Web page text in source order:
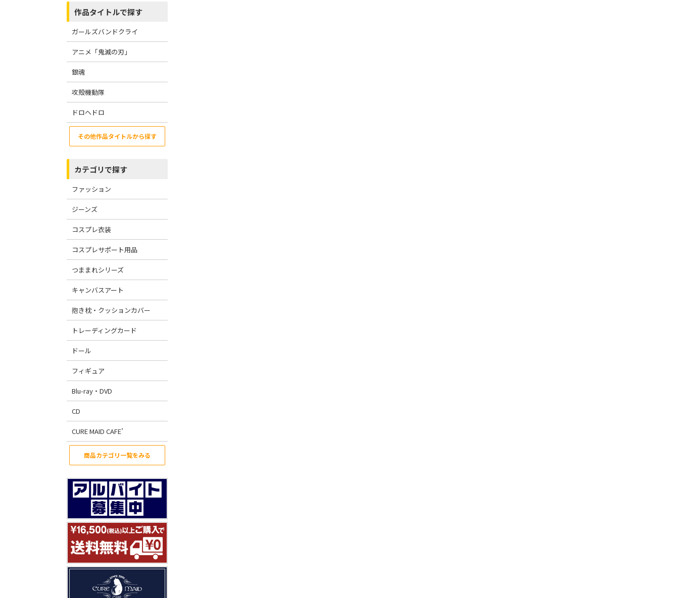
作品タイトルで探す
ガールズバンドクライ
アニメ「鬼滅の刃」
銀魂
攻殻機動隊
ドロヘドロ
その他作品タイトルから探す
カテゴリで探す
ファッション
ジーンズ
コスプレ衣装
コスプレサポート用品
つままれシリーズ
キャンバスアート
抱き枕・クッションカバー
トレーディングカード
ドール
フィギュア
Blu-ray・DVD
CD
CURE MAID CAFE’
商品カテゴリ一覧をみる